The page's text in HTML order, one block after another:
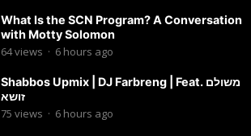
What Is the SCN Program? A Conversation
with Motty Solomon
64views · 6 hours ago
Shabbos Upmix | DJ Farbreng | Feat. משולם
זושא
75 views · 6 hours ago